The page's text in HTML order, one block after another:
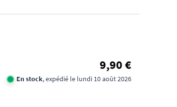
9,90 €
En stock, expédié le lundi 10 août 2026